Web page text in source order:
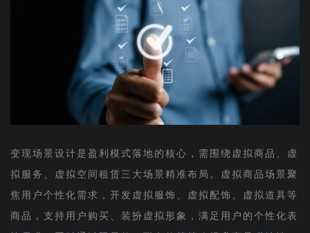
变现场景设计是盈利模式落地的核心，需围绕虚拟商品、虚
拟服务、虚拟空间租赁三大场景精准布局。虚拟商品场景聚
焦用户个性化需求，开发虚拟服饰、虚拟配饰、虚拟道具等
商品，支持用户购买、装扮虚拟形象，满足用户的个性化表